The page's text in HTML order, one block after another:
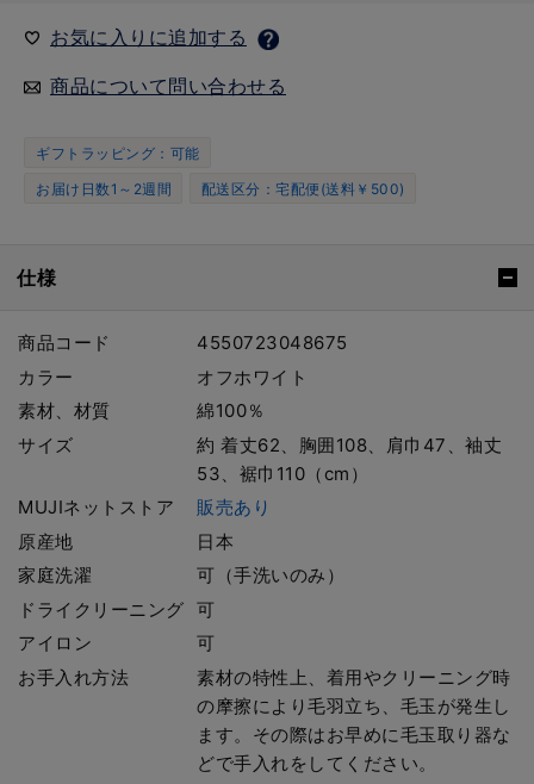
お気に入りに追加する
商品について問い合わせる
ギフトラッピング：可能
お届け日数1～2週間
配送区分：宅配便(送料￥500)
仕様
商品コード
4550723048675
カラー
オフホワイト
素材、材質
綿100％
サイズ
約 着丈62、胸囲108、肩巾47、袖丈
53、裾巾110（cm）
MUJIネットストア
販売あり
原産地
日本
家庭洗濯
可（手洗いのみ）
ドライクリーニング
可
アイロン
可
お手入れ方法
素材の特性上、着用やクリーニング時
の摩擦により毛羽立ち、毛玉が発生し
ます。その際はお早めに毛玉取り器な
どで手入れをしてください。